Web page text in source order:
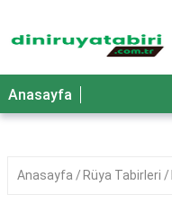
Anasayfa
Anasayfa Rüya Tabirleri